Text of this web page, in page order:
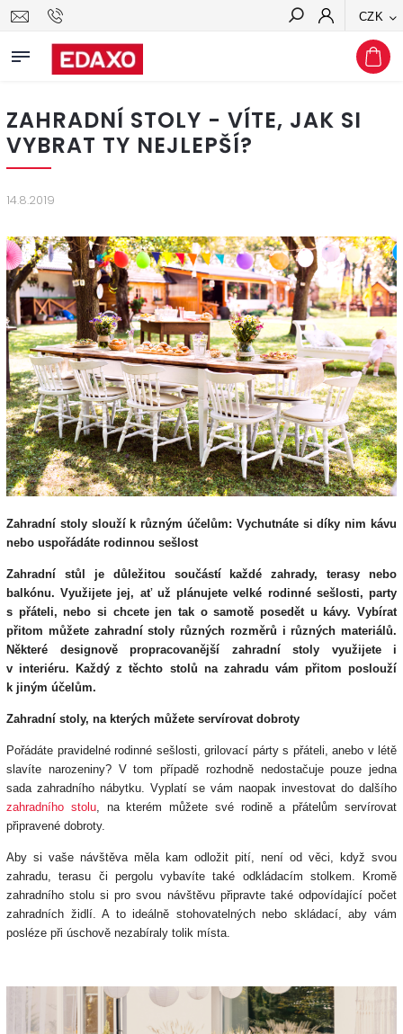
CZK
Hledat
ZAHRADNÍ STOLY - VÍTE, JAK SI
VYBRAT TY NEJLEPŠÍ?
14.8.2019
Zahradní stoly slouží k různým účelům: Vychutnáte si díky nim kávu
nebo uspořádáte rodinnou sešlost
Zahradní stůl je důležitou součástí každé zahrady, terasy nebo
balkónu. Využijete jej, ať už plánujete velké rodinné sešlosti, party
s přáteli, nebo si chcete jen tak o samotě posedět u kávy. Vybírat
přitom můžete zahradní stoly různých rozměrů i různých materiálů.
Některé designově propracovanější zahradní stoly využijete i
v interiéru. Každý z těchto stolů na zahradu vám přitom poslouží
k jiným účelům.
Zahradní stoly, na kterých můžete servírovat dobroty
Pořádáte pravidelné rodinné sešlosti, grilovací párty s přáteli, anebo v létě
slavíte narozeniny? V tom případě rozhodně nedostačuje pouze jedna
sada zahradního nábytku. Vyplatí se vám naopak investovat do dalšího
zahradního stolu, na kterém můžete své rodině a přátelům servírovat
připravené dobroty.
Aby si vaše návštěva měla kam odložit pití, není od věci, když svou
zahradu, terasu či pergolu vybavíte také odkládacím stolkem. Kromě
zahradního stolu si pro svou návštěvu připravte také odpovídající počet
zahradních židlí. A to ideálně stohovatelných nebo skládací, aby vám
posléze při úschově nezabíraly tolik místa.